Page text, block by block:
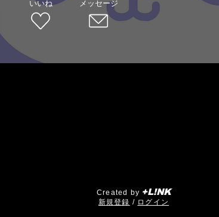
いいね メッセージ
Created by +L!NK
​新規登録 / ログイン